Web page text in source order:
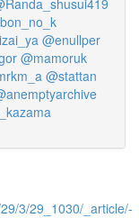
@enullper
@mamoruk
@stattan
3/29_1030/_article/-